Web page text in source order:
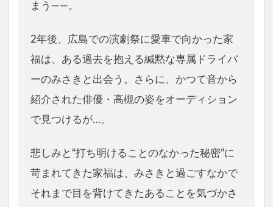
まう――。
2年後、広島での演劇祭に愛車で向かった家
福は、ある過去を抱える緘黙な専属ドライバ
ーのみさきと出会う。さらに、かつて音から
紹介された俳優・高槻の姿をオーディション
で見つけるが…。
悲しみと“打ち明けることのなかった秘密”に
苛まれてきた家福は、みさきと過ごすなかで
それまで目を背けてきたあることを気づかさ